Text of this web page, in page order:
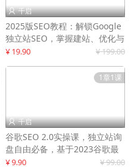
 千启
2025版SEO教程：解锁Google
独立站SEO，掌握建站、优化与
变现技巧
¥ 19.90 ¥ 199.00
1章1课
 千启
谷歌SEO 2.0实操课，独立站询
盘自由必备，基于2023谷歌最
新算法录制
¥ 9.90 ¥ 99.00